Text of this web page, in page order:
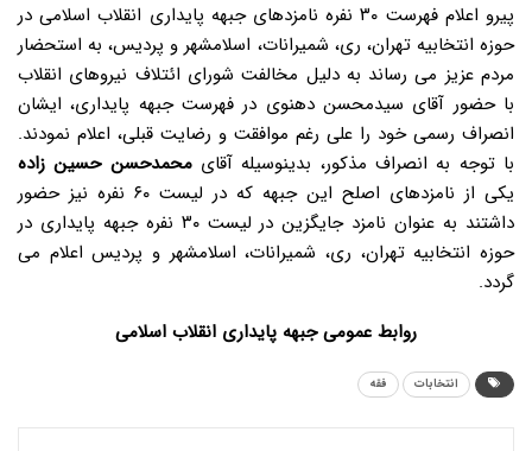
پیرو اعلام فهرست ۳۰ نفره نامزدهای جبهه پایداری انقلاب اسلامی در
حوزه انتخابیه تهران، ری، شمیرانات، اسلامشهر و پردیس، به استحضار
مردم عزیز می رساند به دلیل مخالفت شورای ائتلاف نیروهای انقلاب
با حضور آقای سیدمحسن دهنوی در فهرست جبهه پایداری، ایشان
انصراف رسمی خود را علی رغم موافقت و رضایت قبلی، اعلام نمودند.
با توجه به انصراف مذکور، بدینوسیله آقایمحمدحسن حسین زاده
یکی از نامزدهای اصلح این جبهه که در لیست ۶۰ نفره نیز حضور
داشتند به عنوان نامزد جایگزین در لیست ۳۰ نفره جبهه پایداری در
حوزه انتخابیه تهران، ری، شمیرانات، اسلامشهر و پردیس اعلام می
گردد.
روابط عمومی جبهه پایداری انقلاب اسلامی
انتخابات فقه